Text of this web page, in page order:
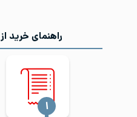
راهنمای خرید از
‍۱